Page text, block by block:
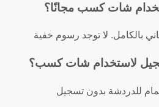
شات كسب مجانًا؟
لاستخدام شات كسب؟